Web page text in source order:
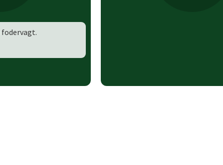
fodervagt.